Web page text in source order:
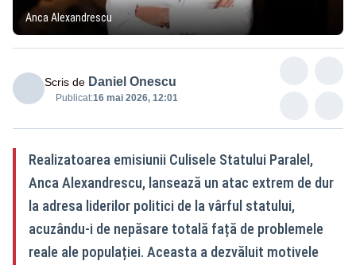
Anca Alexandrescu
Scris de Daniel Onescu
Publicat:16 mai 2026, 12:01
Realizatoarea emisiunii Culisele Statului Paralel,
Anca Alexandrescu, lansează un atac extrem de dur
la adresa liderilor politici de la vârful statului,
acuzându-i de nepăsare totală față de problemele
reale ale populației. Aceasta a dezvăluit motivele